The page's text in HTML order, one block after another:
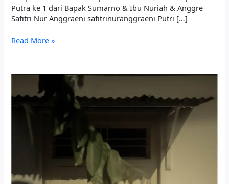
Putra ke 1 dari Bapak Sumarno & Ibu Nuriah & Anggre
Safitri Nur Anggraeni safitrinuranggraeni Putri […]
Read More »
#menYaTu